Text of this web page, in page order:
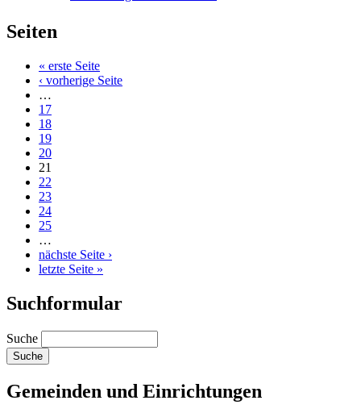
Seiten
« erste Seite
‹ vorherige Seite
…
17
18
19
20
21
22
23
24
25
…
nächste Seite ›
letzte Seite »
Suchformular
Suche
Gemeinden und Einrichtungen